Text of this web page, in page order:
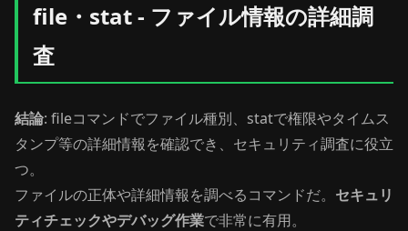
file・stat - ファイル情報の詳細調
査
結論: fileコマンドでファイル種別、statで権限やタイムス
タンプ等の詳細情報を確認でき、セキュリティ調査に役立
つ。
ファイルの正体や詳細情報を調べるコマンドだ。 セキュリ
ティチェックやデバッグ作業で非常に有用。